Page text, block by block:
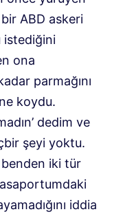
ABD askeri
istediğini
ona
parmağını
koydu.
dedim ve
şeyi yoktu.
iki tür
iddia